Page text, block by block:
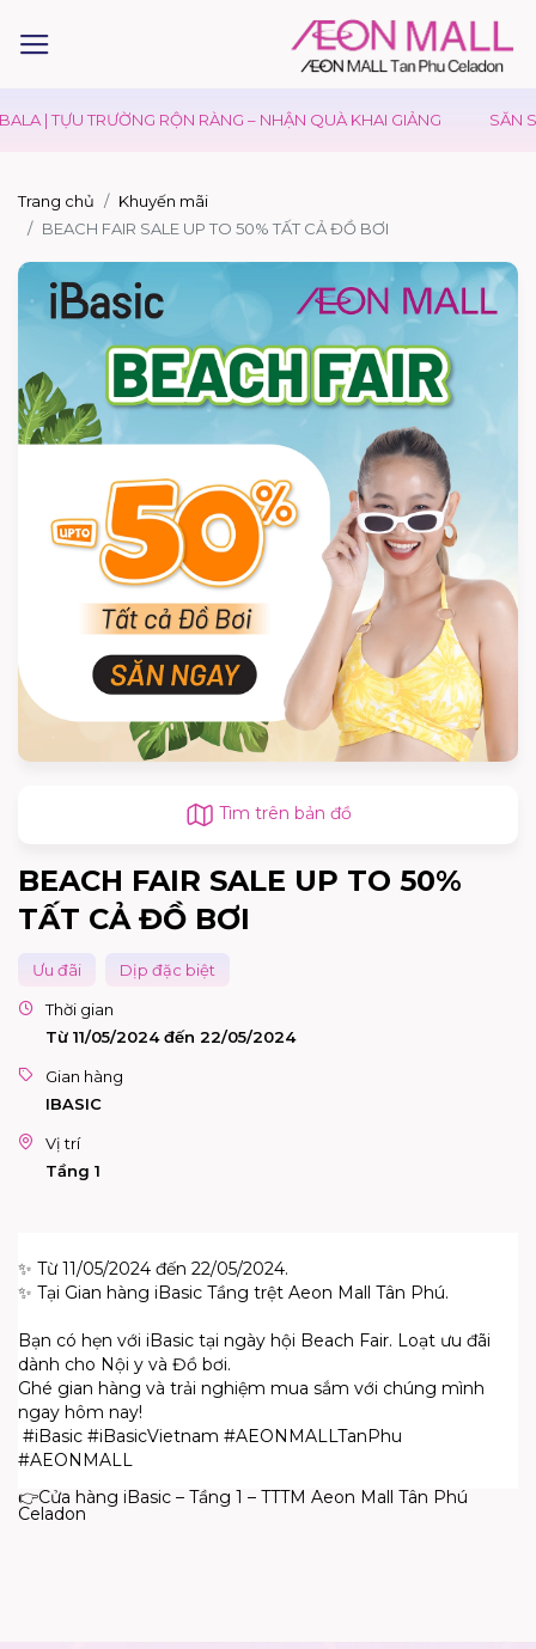
| TỰU TRƯỜNG RỘN RÀNG – NHẬN QUÀ KHAI GIẢNG SĂN
Trang chủ
Khuyến mãi
BEACH FAIR SALE UP TO 50% TẤT CẢ ĐỒ BƠI
Tìm trên bản đồ
BEACH FAIR SALE UP TO 50%
TẤT CẢ ĐỒ BƠI
Ưu đãi Dịp đặc biệt
Thời gian
Từ 11/05/2024 đến 22/05/2024
Gian hàng
IBASIC
Vị trí
Tầng 1
✨ Từ 11/05/2024 đến 22/05/2024.
✨ Tại Gian hàng iBasic Tầng trệt Aeon Mall Tân Phú.
Bạn có hẹn với iBasic tại ngày hội Beach Fair. Loạt ưu đãi
dành cho Nội y và Đồ bơi.
Ghé gian hàng và trải nghiệm mua sắm với chúng mình
ngay hôm nay!
#iBasic #iBasicVietnam #AEONMALLTanPhu
#AEONMALL
👉Cửa hàng iBasic – Tầng 1 – TTTM Aeon Mall Tân Phú
Celadon